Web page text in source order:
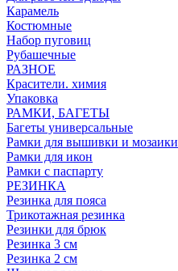
Карамель
Костюмные
Набор пуговиц
Рубашечные
РАЗНОЕ
Красители. химия
Упаковка
РАМКИ, БАГЕТЫ
Багеты универсальные
Рамки для вышивки и мозаики
Рамки для икон
Рамки с паспарту
РЕЗИНКА
Резинка для пояса
Трикотажная резинка
Резинки для брюк
Резинка 3 см
Резинка 2 см